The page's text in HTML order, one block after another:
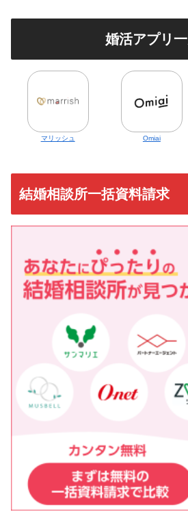
婚活アプリ
マリッシュ Omiai
結婚相談所一括資料請求